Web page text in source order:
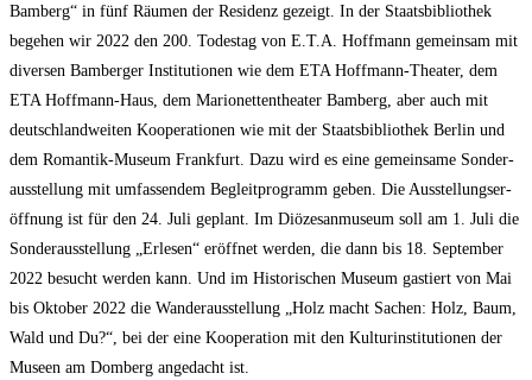
Bam­berg“ in fünf Räu­men der Resi­denz gezeigt. In der Staats­bi­blio­thek
bege­hen wir 2022 den 200. Todes­tag von E.T.A. Hoff­mann gemein­sam mit
diver­sen Bam­ber­ger Insti­tu­tio­nen wie dem ETA Hoff­mann-Thea­ter, dem
ETA Hoff­mann-Haus, dem Mario­net­ten­thea­ter Bam­berg, aber auch mit
deutsch­land­wei­ten Koope­ra­tio­nen wie mit der Staats­bi­blio­thek Ber­lin und
dem Roman­tik-Muse­um Frank­furt. Dazu wird es eine gemein­sa­me Son­der­
aus­stel­lung mit umfas­sen­dem Begleit­pro­gramm geben. Die Aus­stel­lungs­er­
öff­nung ist für den 24. Juli geplant. Im Diö­ze­san­mu­se­um soll am 1. Juli die
Son­der­aus­stel­lung „Erle­sen“ eröff­net wer­den, die dann bis 18. Sep­tem­ber
2022 besucht wer­den kann. Und im His­to­ri­schen Muse­um gas­tiert von Mai
bis Okto­ber 2022 die Wan­der­aus­stel­lung „Holz macht Sachen: Holz, Baum,
Wald und Du?“, bei der eine Koope­ra­ti­on mit den Kul­tur­in­sti­tu­tio­nen der
Muse­en am Dom­berg ange­dacht ist.